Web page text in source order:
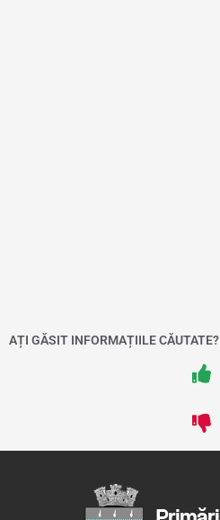
AȚI GĂSIT INFORMAȚIILE CĂUTATE?